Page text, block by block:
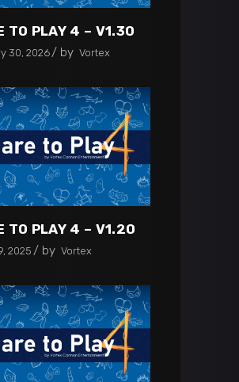
TO PLAY 4 – V1.30
30, 2026 by Vortex
TO PLAY 4 – V1.20
2025 by Vortex